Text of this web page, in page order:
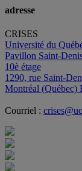
adresse
CRISES
Université du
Pavillon Saint-
10è étage
1290, rue Saint-
Montréal (Québec)
Courriel :